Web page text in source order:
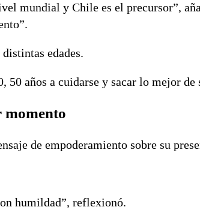
mundial y Chile es el precursor”,
edades.
50 años a cuidarse y sacar lo mejor
momento
de empoderamiento sobre su
humildad”, reflexionó.